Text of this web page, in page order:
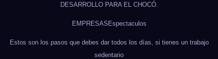
DESARROLLO PARA EL CHOCÓ.
EMPRESAS Espectaculos
Estos son los pasos que debes dar todos los días, si tienes un trabajo
sedentario